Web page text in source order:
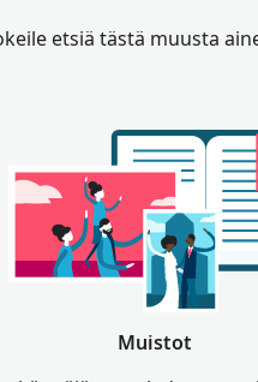
etsiä tästä muusta
Muistot